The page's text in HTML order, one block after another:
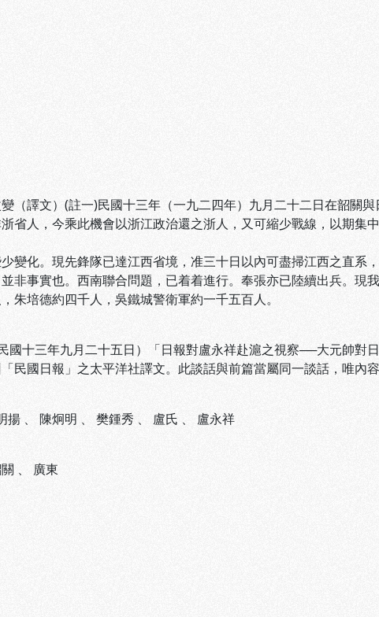
（譯文）(註一)民國十三年（一九二四年）九月二十二日在韶關
省人，今乘此機會以浙江政治還之浙人，又可縮少戰線，以期集
變化。現先鋒隊已達江西省境，准三十日以內可盡掃江西之直系
非事實也。西南聯合問題，已着着進行。奉張亦已陸續出兵。現
朱培德約四千人，吳鐵城警衛軍約一千五百人。
十三年九月二十五日）「日報對盧永祥赴滬之視察──大元帥對
報」之太平洋社譯文。此談話與前篇當屬同一談話，唯內容
揚 、 陳炯明 、 樊鍾秀 、 盧氏 、 盧永祥
、 廣東